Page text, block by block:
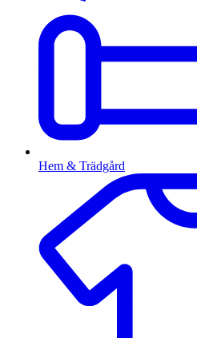
Hem & Trädgård